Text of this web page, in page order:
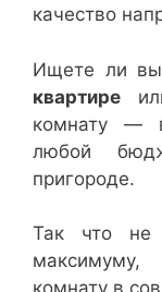
качество
Ищете ли вы
квартире
комнату —
любой
пригороде.
Так что не